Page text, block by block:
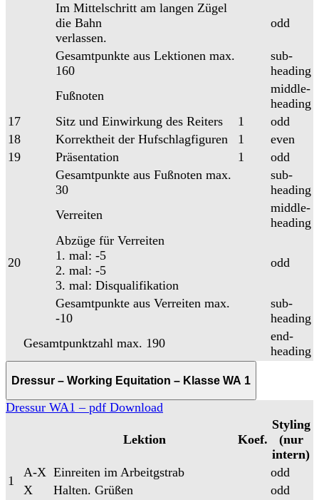
Im Mittelschritt am langen Zügel
die Bahn
verlassen.
odd
Gesamtpunkte aus Lektionen max.
160
sub-
heading
Fußnoten
middle-
heading
17
Sitz und Einwirkung des Reiters 1
odd
18
Korrektheit der Hufschlagfiguren 1
even
19
Präsentation 1
odd
Gesamtpunkte aus Fußnoten max.
30
sub-
heading
Verreiten
middle-
heading
20
Abzüge für Verreiten
1. mal: -5
2. mal: -5
3. mal: Disqualifikation
odd
Gesamtpunkte aus Verreiten max.
-10
sub-
heading
Gesamtpunktzahl max. 190
end-
heading
Dressur – Working Equitation – Klasse WA 1
Dressur WA1 – pdf Download
Lektion Koef.
Styling
(nur
intern)
1
A-X Einreiten im Arbeitgstrab
odd
X
Halten. Grüßen odd